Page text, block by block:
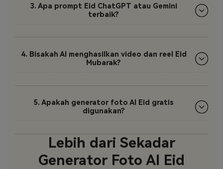
3. Apa prompt Eid ChatGPT atau Gemini
terbaik?
4. Bisakah AI menghasilkan video dan reel Eid
Mubarak?
5. Apakah generator foto AI Eid gratis
digunakan?
Lebih dari Sekadar
Generator Foto AI Eid